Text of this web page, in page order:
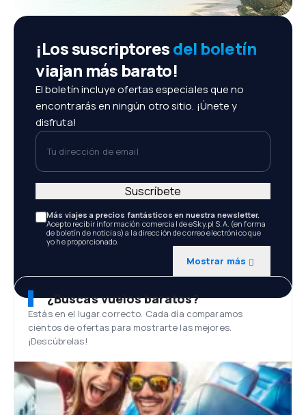
¡Los suscriptoresdel boletín
viajan más barato!
El boletín incluye ofertas especiales que no
encontrarás en ningún otro sitio. ¡Únete y
disfruta!
Tu dirección de email
Más viajes a precios fantásticos en nuestra newsletter.
Acepto recibir información comercial de eSky.pl S.A. (en forma
de boletín de noticias) a la dirección de correo electrónico que
yo he proporcionado.
Mostrar más
Suscríbete
¿Buscas vuelos baratos?
Estás en el lugar correcto. Cada día comparamos
cientos de ofertas para mostrarte las mejores.
¡Descúbrelas!